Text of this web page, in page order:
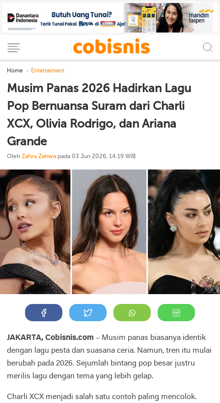
Home Entertaiment
Musim Panas 2026 Hadirkan Lagu
Pop Bernuansa Suram dari Charli
XCX, Olivia Rodrigo, dan Ariana
Grande
Oleh Zahra Zahwa pada 03 Jun 2026, 14:19 WIB
JAKARTA, Cobisnis.com – Musim panas biasanya identik
dengan lagu pesta dan suasana ceria. Namun, tren itu mulai
berubah pada 2026. Sejumlah bintang pop besar justru
merilis lagu dengan tema yang lebih gelap.
Charli XCX menjadi salah satu contoh paling mencolok.